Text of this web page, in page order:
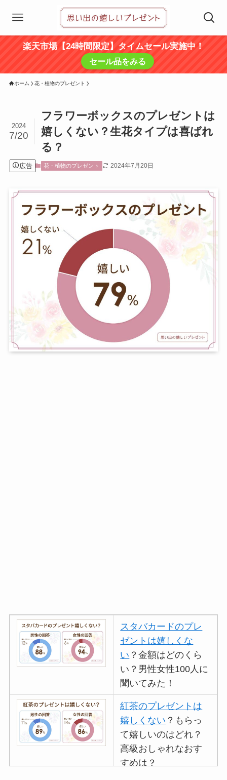
楽天市場【24時間限定】タイムセール実施中！
セール品をみる
ホーム 花・植物のプレゼント
フラワーボックスのプレゼントは
嬉しくない？生花タイプは喜ばれ
る？
2024
7/20
広告 花・植物のプレゼント 2024年7月20日
スタバカードのプレ
ゼントは嬉しくな
い ？金額はどのくら
い？男性女性100人に
聞いてみた！
紅茶のプレゼントは
嬉しくない ？もらっ
て嬉しいのはどれ？
高級おしゃれなおす
すめは？